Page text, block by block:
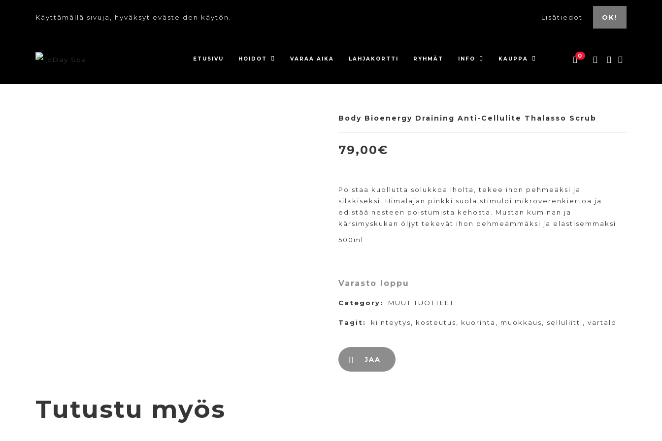
Käyttämällä sivuja, hyväksyt evästeiden käytön. Lisätiedot OK!
ETUSIVU HOIDOT VARAA AIKA LAHJAKORTTI RYHMÄT INFO KAUPPA 0
Body Bioenergy Draining Anti-Cellulite Thalasso Scrub
79,00€
Poistaa kuollutta solukkoa iholta, tekee ihon pehmeäksi ja
silkkiseksi. Himalajan pinkki suola stimuloi mikroverenkiertoa ja
edistää nesteen poistumista kehosta. Mustan kuminan ja
kärsimyskukan öljyt tekevät ihon pehmeämmäksi ja elastisemmaksi.
500ml
Varasto loppu
Category: MUUT TUOTTEET
Tagit: kiinteytys kosteutus kuorinta muokkaus selluliitti vartalo
JAA
Tutustu myös